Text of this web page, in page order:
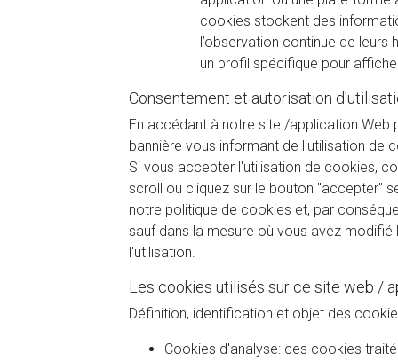
cookies stockent des
l’observation continue de
un profil spécifique pour
Consentement et autorisation
En accédant à notre site /application Web
bannière vous informant de l'utilisation de
Si vous accepter l'utilisation de cookies,
scroll ou cliquez sur le bouton "accepter"
notre politique de cookies et, par
sauf dans la mesure où vous avez
l'utilisation.
Les cookies utilisés sur ce site web /
Définition, identification et objet des
Cookies d'analyse: ces cookies